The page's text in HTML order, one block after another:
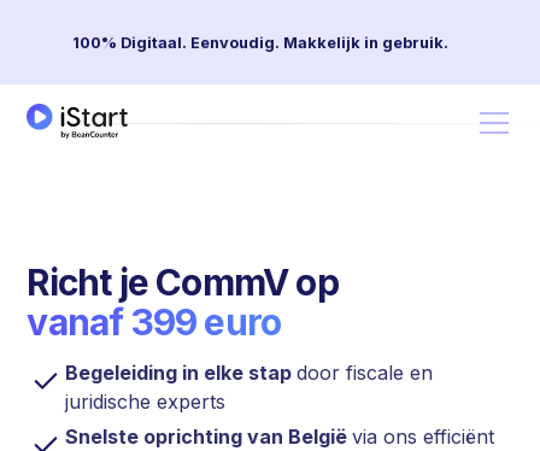
100% Digitaal. Eenvoudig. Makkelijk in gebruik.
Richt je CommV op
vanaf 399 euro
Begeleiding in elke stapdoor fiscale en
juridische experts
Snelste oprichting van Belgiëvia ons efficiënt